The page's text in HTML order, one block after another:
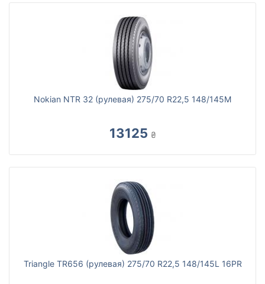
Nokian NTR 32 (рулевая) 275/70 R22,5 148/145M
13125 ₴
Triangle TR656 (рулевая) 275/70 R22,5 148/145L 16PR